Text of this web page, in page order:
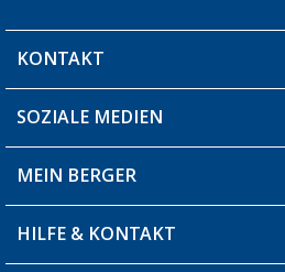
KONTAKT
Du hast eine Frage?
Filiale finden
SOZIALE MEDIEN
MEIN BERGER
Blog
HILFE & KONTAKT